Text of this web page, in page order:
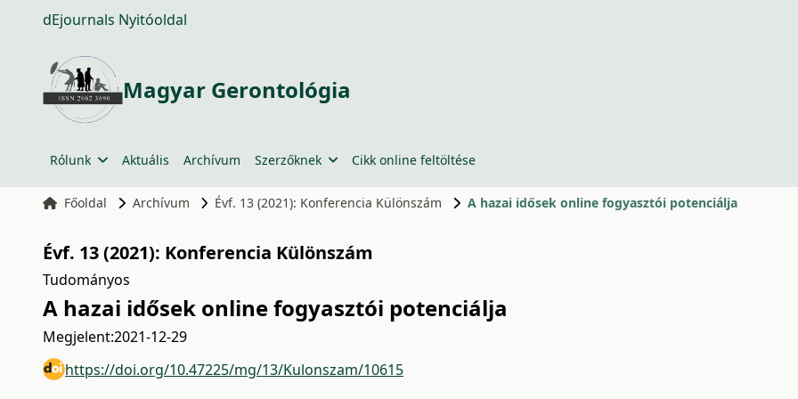
dEjournals Nyitóoldal
Magyar Gerontológia
Rólunk Aktuális Archívum Szerzőknek Cikk online feltöltése
Főoldal Archívum Évf. 13 (2021): Konferencia Különszám A hazai idősek online fogyasztói potenciálja
Évf. 13 (2021): Konferencia Különszám
Tudományos
A hazai idősek online fogyasztói potenciálja
Megjelent:2021-12-29
https://doi.org/10.47225/mg/13/Kulonszam/10615